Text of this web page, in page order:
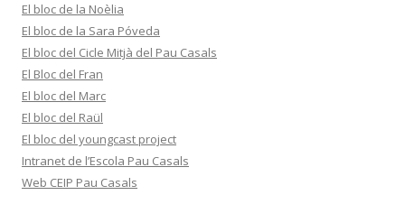
El bloc de la Noèlia
El bloc de la Sara Póveda
El bloc del Cicle Mitjà del Pau Casals
El Bloc del Fran
El bloc del Marc
El bloc del Raül
El bloc del youngcast project
Intranet de l’Escola Pau Casals
Web CEIP Pau Casals